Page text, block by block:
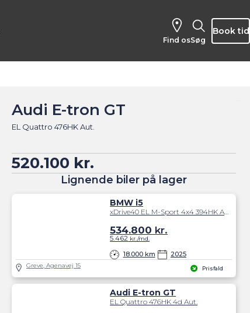
Find os Søg
Book tid
Audi E-tron GT
EL Quattro 476HK Aut.
520.100 kr.
Lignende biler på lager
Prisfald
BMW i5
18.000 km 2025
534.800 kr.
5.462 kr./md.
Greve, Agenavej 15
Audi E-tron GT
EL Quattro 476HK 4d Aut.